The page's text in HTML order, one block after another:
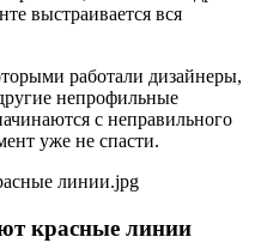
выстраивается вся
работали дизайнеры,
непрофильные
с неправильного
уже не спасти.
красные линии